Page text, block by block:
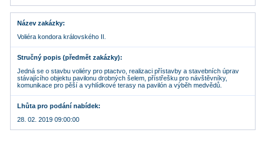
Název zakázky
Voliéra kondora královského II.
Stručný popis (předmět zakázky)
Jedná se o stavbu voliéry pro ptactvo, realizaci přístavby a stavebních úprav
stávajícího objektu pavilonu drobných šelem, přístřešku pro návštěvníky,
komunikace pro pěší a vyhlídkové terasy na pavilón a výběh medvědů.
Lhůta pro podání nabídek
28. 02. 2019 09:00:00